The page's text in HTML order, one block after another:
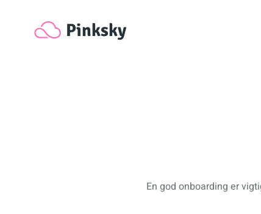
Pinksky
En god onboarding er